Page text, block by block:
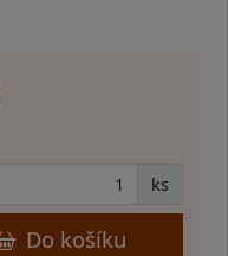
ks
Do košíku